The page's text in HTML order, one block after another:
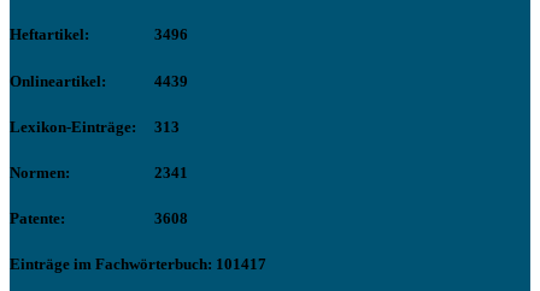
Heftartikel: 3496
Onlineartikel: 4439
Lexikon-Einträge: 313
Normen: 2341
Patente: 3608
Einträge im Fachwörterbuch: 101417